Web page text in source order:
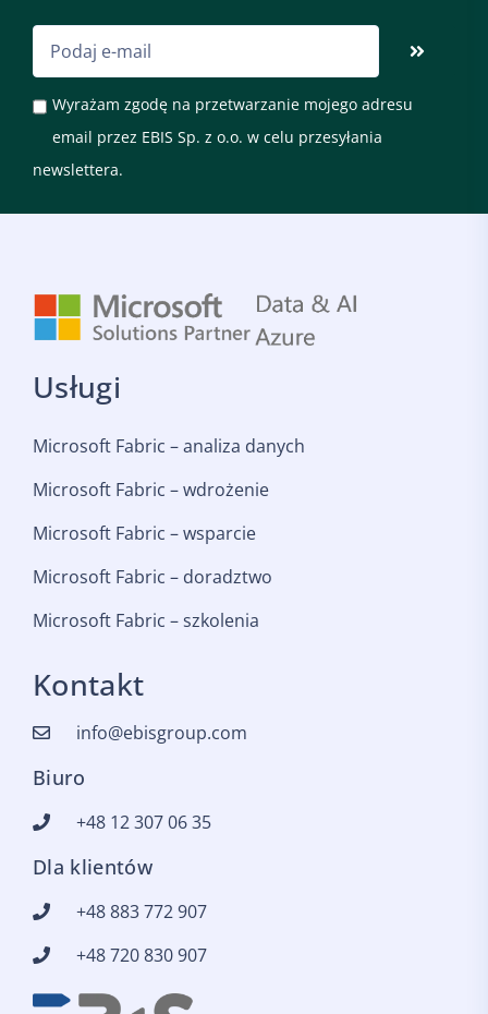
Wyrażam zgodę na przetwarzanie mojego adresu
email przez EBIS Sp. z o.o. w celu przesyłania
newslettera.
Usługi
Microsoft Fabric – analiza danych
Microsoft Fabric – wdrożenie
Microsoft Fabric – wsparcie
Microsoft Fabric – doradztwo
Microsoft Fabric – szkolenia
Kontakt
info@ebisgroup.com
Biuro
+48 12 307 06 35
Dla klientów
+48 883 772 907
+48 720 830 907